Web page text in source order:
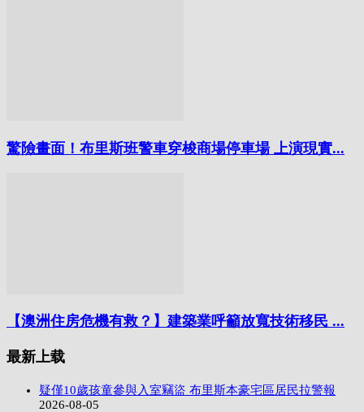
驚險畫面！布里斯班警車穿梭商場停車場 上演現實...
【澳洲住房危機有救？】建築業呼籲放寬技術移民 ...
最新上载
疑僅10歲孩童參與入室竊盜 布里斯本豪宅區居民拉警報
2026-08-05